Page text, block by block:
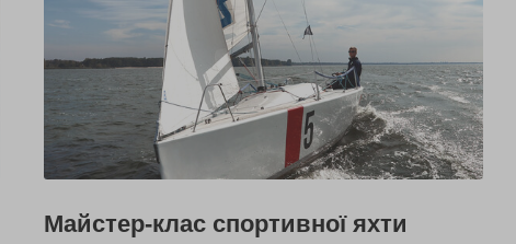
Майстер-клас спортивної яхти